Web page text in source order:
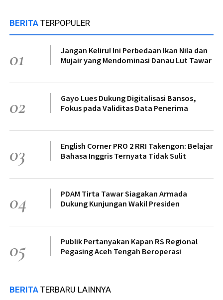
BERITA TERPOPULER
01
Jangan Keliru! Ini Perbedaan Ikan Nila dan
Mujair yang Mendominasi Danau Lut Tawar
02
Gayo Lues Dukung Digitalisasi Bansos,
Fokus pada Validitas Data Penerima
03
English Corner PRO 2 RRI Takengon: Belajar
Bahasa Inggris Ternyata Tidak Sulit
04
PDAM Tirta Tawar Siagakan Armada
Dukung Kunjungan Wakil Presiden
05
Publik Pertanyakan Kapan RS Regional
Pegasing Aceh Tengah Beroperasi
BERITA TERBARU LAINNYA